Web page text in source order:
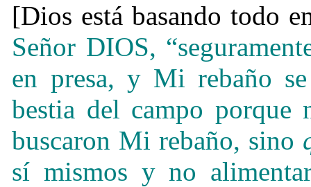
[Dios está basando todo
Señor DIOS,
en presa, y Mi rebaño
bestia del campo
buscaron Mi rebaño, sino
sí mismos y no